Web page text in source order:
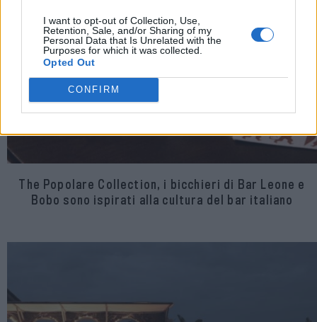
I want to opt-out of Collection, Use,
Retention, Sale, and/or Sharing of my
Personal Data that Is Unrelated with the
Purposes for which it was collected.
Opted Out
CONFIRM
The Popolare Collection, i bicchieri di Bar Leone e
Bobo sono ispirati alla cultura del bar italiano